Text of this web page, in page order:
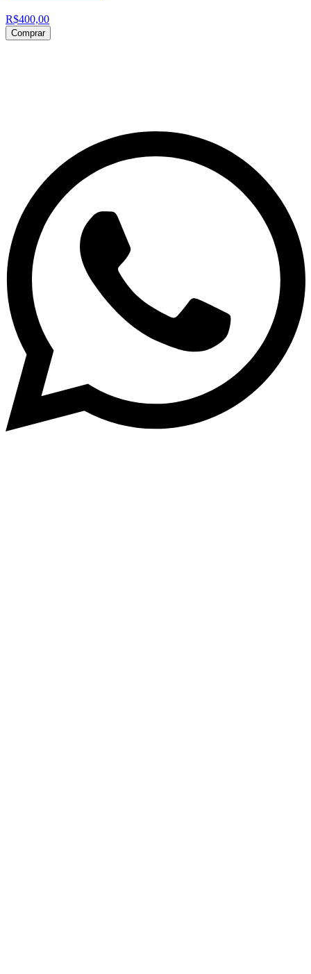
R$400,00
Comprar